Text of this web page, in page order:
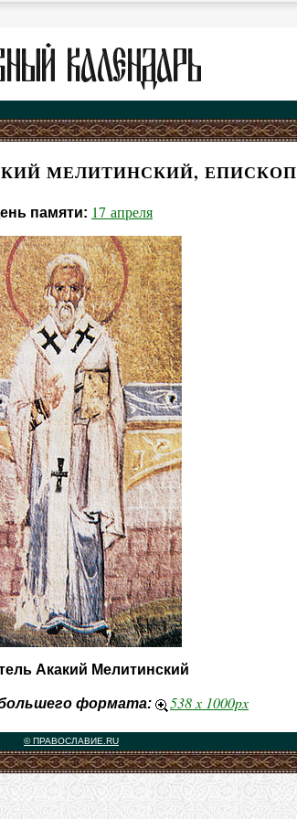
МЕЛИТИНСКИЙ, ЕПИСКОП
памяти: 17 апреля
Акакий Мелитинский
формата: 538 x 1000px
© ПРАВОСЛАВИЕ.RU